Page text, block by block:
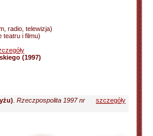
radio, telewizja)
teatru i filmu)
(1997)
Rzeczpospolita 1997 nr
szczegóły